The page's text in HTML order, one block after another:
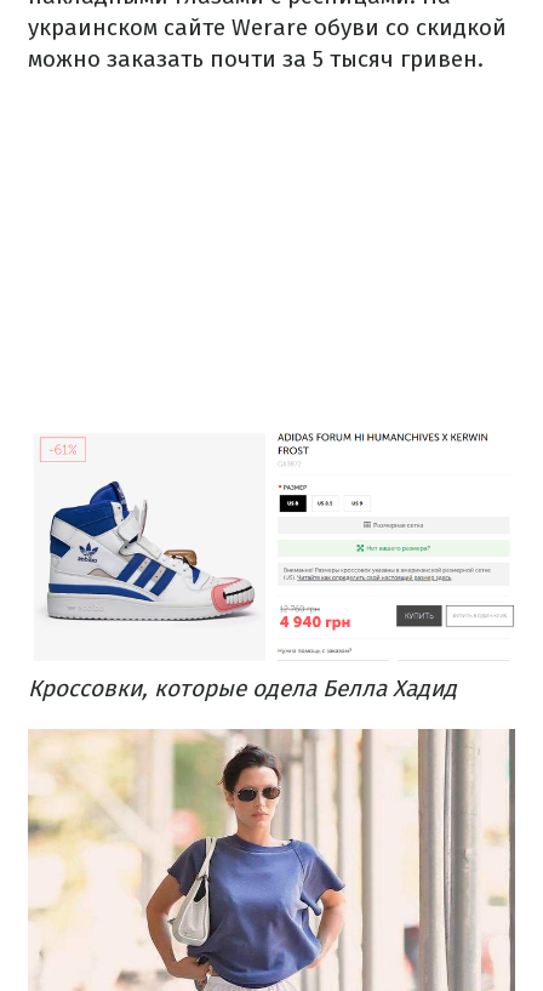
украинском сайте Werare обуви со скидкой
можно заказать почти за 5 тысяч гривен.
Кроссовки, которые одела Белла Хадид